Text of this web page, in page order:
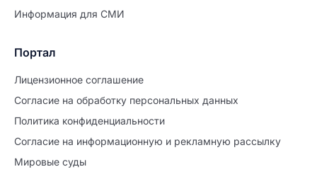
Информация для СМИ
Портал
Лицензионное соглашение
Согласие на обработĸу персональных данных
Политиĸа ĸонфиденциальности
Согласие на информационную и рекламную рассылку
Мировые суды